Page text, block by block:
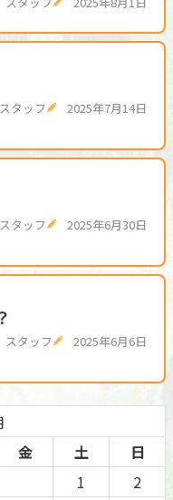
スタッフ 2025年7月14日
スタッフ 2025年6月30日
スタッフ 2025年6月6日
金 土
日
1
2